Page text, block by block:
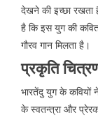
देखने की इच्छा रखता
है कि इस युग की
गौरव गान मिलता है।
प्रकृति
भारतेंदु युग के कवियों
के स्वतन्त्रा और